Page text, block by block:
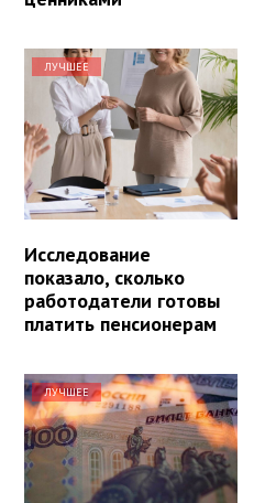
ЛУЧШЕЕ
Исследование
показало, сколько
работодатели готовы
платить пенсионерам
ЛУЧШЕЕ